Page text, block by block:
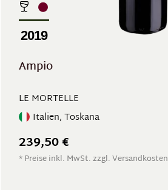
2019
Ampio
LE MORTELLE
Italien, Toskana
239,50 €
* Preise inkl. MwSt. zzgl. Versandkosten